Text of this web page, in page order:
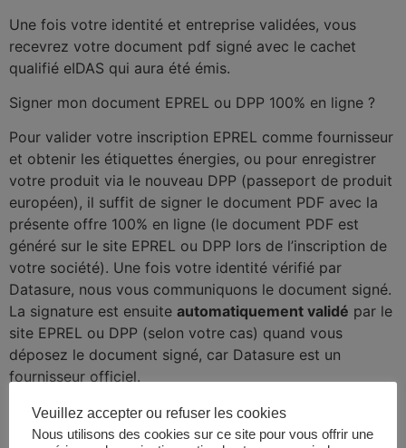
Une fois votre identité et entreprise validées, vous
recevrez votre document pdf signé avec le cachet
qualifié eIDAS qui aura été émis.
Signer mon document EPREL ou DPP 100% en ligne ?
Pour valider votre inscription EPREL comme fournisseur
et obtenir les étiquettes énergies, ou pour enregistrer
votre produit via le nouveau DPP (passeport de produit
européen), il suffit de signer le document PDF avec la
présente offre 100% en ligne (le document PDF est
généré sur le site EPREL ou DPP lors de l’inscription de
votre société). Une fois votre identité vérifié par
Datasure, nous vous communiquons le document signé.
La signature est ensuite automatiquement validé par le
site EPREL ou DPP (selon votre cas) quand vous
déposez le document signé, car Datasure est un
fournisseur officiel.
initialement, notre support client pourra vous aider à
resigner le nouveau document. Nous vous assistons
Veuillez accepter ou refuser les cookies
Nous utilisons des cookies sur ce site pour vous offrir une